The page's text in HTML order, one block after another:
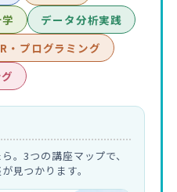
データ分析実践
プログラミング
。3つの講座マップで、
見つかります。